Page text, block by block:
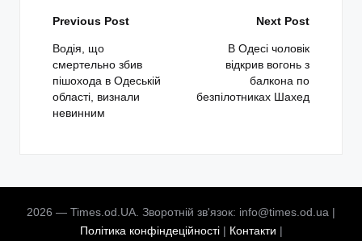
Post
navigation
Previous Post
Водія, що
смертельно збив
пішохода в Одеській
області, визнали
невинним
Next Post
В Одесі чоловік
відкрив вогонь з
балкона по
безпілотниках Шахед
2026 — Times.od.UA. Зворотній зв'язок: info@times.od.ua |
Політика конфіндеційності| Контакти |